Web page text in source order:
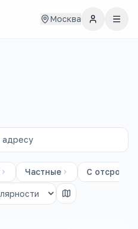
Москва
Частные С